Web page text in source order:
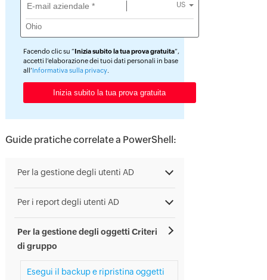
US
Facendo clic su “Inizia subito la tua prova gratuita”,
accetti l’elaborazione dei tuoi dati personali in base
all’Informativa sulla privacy.
Guide pratiche correlate a PowerShell:
Per la gestione degli utenti AD
Per i report degli utenti AD
Per la gestione degli oggetti Criteri
di gruppo
Esegui il backup e ripristina oggetti